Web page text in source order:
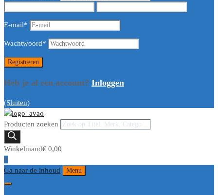
E-mail*
Wachtwoord*
Heb je al een account? Inloggen
(Sluiten)
Producten zoeken
Winkelmand€ 0,00
0
Ga naar de inhoud
Menu